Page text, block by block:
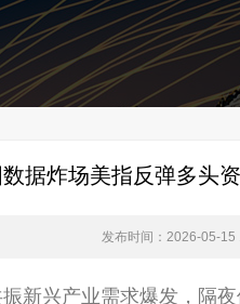
据炸场美指反弹多头
发布时间：2026-05-
新兴产业需求爆发，隔